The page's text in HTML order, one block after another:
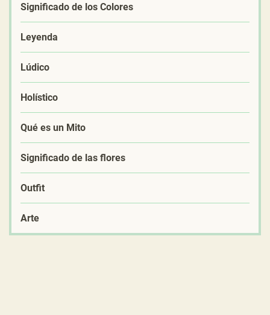
Significado de los Colores
Leyenda
Lúdico
Holístico
Qué es un Mito
Significado de las flores
Outfit
Arte